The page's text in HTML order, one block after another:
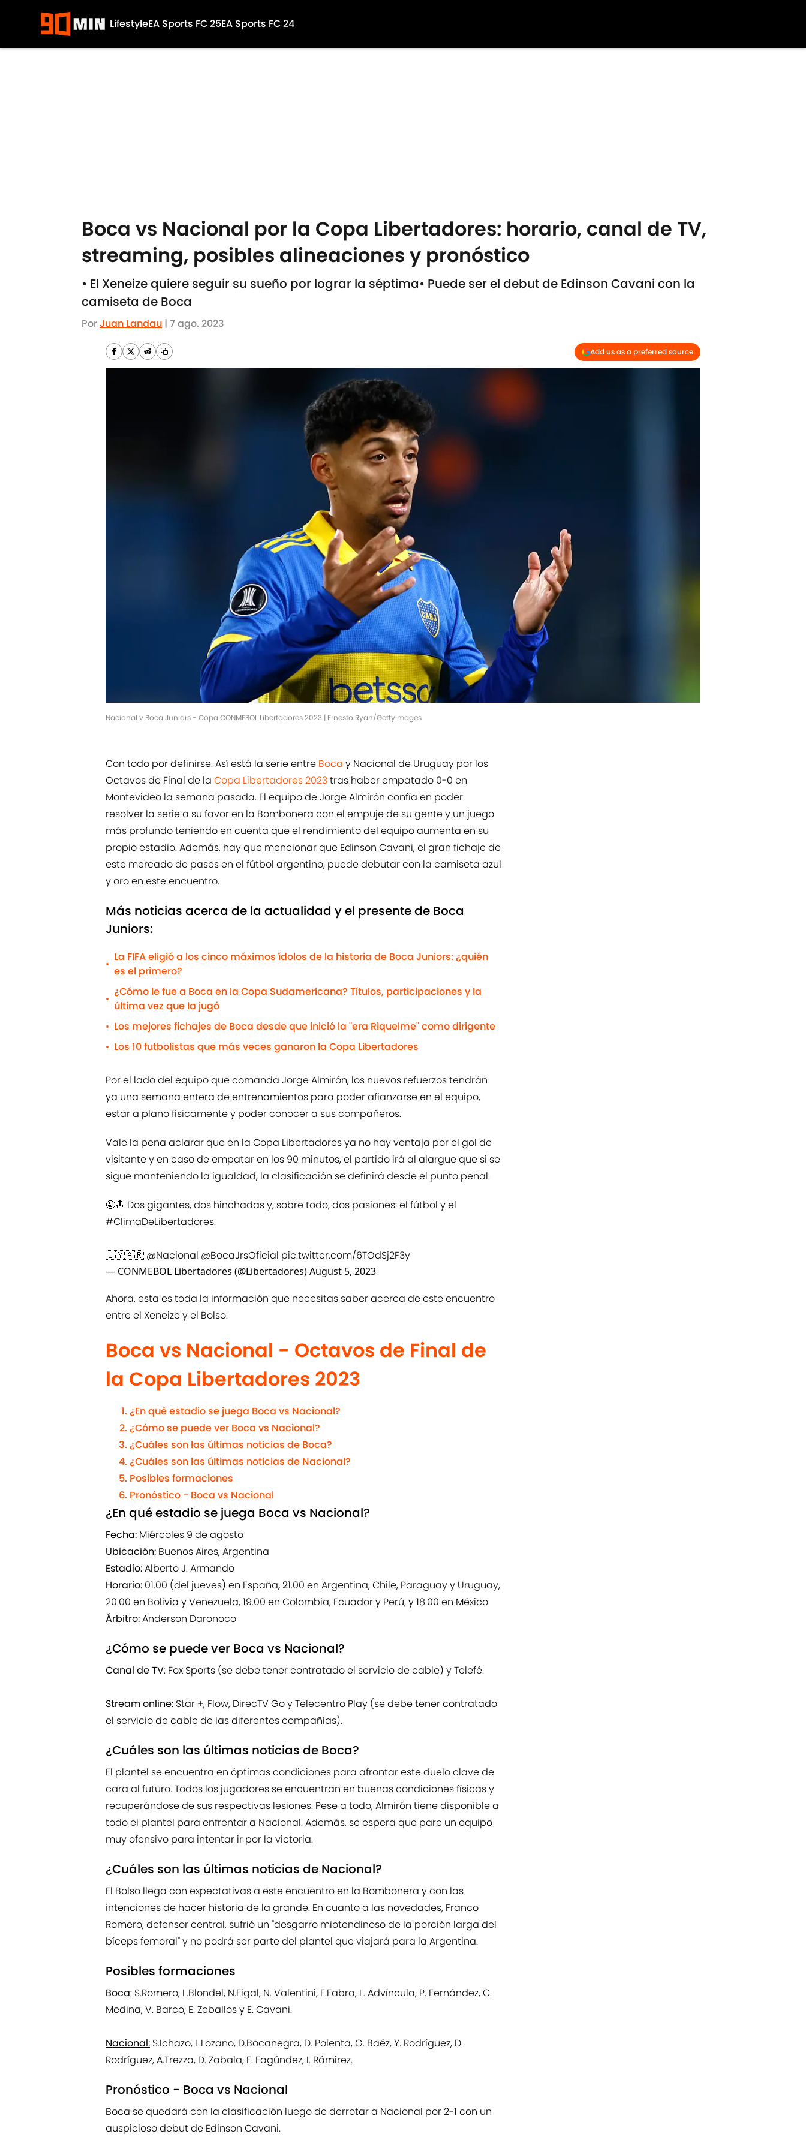
LifestyleEA Sports FC 25EA Sports FC 24
Boca vs Nacional por la Copa Libertadores: horario, canal de TV,
streaming, posibles alineaciones y pronóstico
• El Xeneize quiere seguir su sueño por lograr la séptima• Puede ser el debut de Edinson Cavani con la
camiseta de Boca
PorJuan Landau | 7 ago. 2023
Add us as a preferred source
Nacional v Boca Juniors - Copa CONMEBOL Libertadores 2023 | Ernesto Ryan/GettyImages
Con todo por definirse. Así está la serie entre Boca y Nacional de Uruguay por los
Octavos de Final de la Copa Libertadores 2023tras haber empatado 0-0 en
Montevideo la semana pasada. El equipo de Jorge Almirón confía en poder
resolver la serie a su favor en la Bombonera con el empuje de su gente y un juego
más profundo teniendo en cuenta que el rendimiento del equipo aumenta en su
propio estadio. Además, hay que mencionar que Edinson Cavani, el gran fichaje de
este mercado de pases en el fútbol argentino, puede debutar con la camiseta azul
y oro en este encuentro.
Más noticias acerca de la actualidad y el presente de Boca
Juniors:
•
La FIFA eligió a los cinco máximos ídolos de la historia de Boca Juniors: ¿quién
es el primero?
•
¿Cómo le fue a Boca en la Copa Sudamericana? Títulos, participaciones y la
última vez que la jugó
• Los mejores fichajes de Boca desde que inició la "era Riquelme" como dirigente
• Los 10 futbolistas que más veces ganaron la Copa Libertadores
Por el lado del equipo que comanda Jorge Almirón, los nuevos refuerzos tendrán
ya una semana entera de entrenamientos para poder afianzarse en el equipo,
estar a plano físicamente y poder conocer a sus compañeros.
Vale la pena aclarar que en la Copa Libertadores ya no hay ventaja por el gol de
visitante y en caso de empatar en los 90 minutos, el partido irá al alargue que si se
sigue manteniendo la igualdad, la clasificación se definirá desde el punto penal.
🤩🔝 Dos gigantes, dos hinchadas y, sobre todo, dos pasiones: el fútbol y el
#ClimaDeLibertadores.
🇺🇾🇦🇷 @Nacional @BocaJrsOficial pic.twitter.com/6TOdSj2F3y
— CONMEBOL Libertadores (@Libertadores)August 5, 2023
Ahora, esta es toda la información que necesitas saber acerca de este encuentro
entre el Xeneize y el Bolso:
Boca vs Nacional - Octavos de Final de
la Copa Libertadores 2023
¿En qué estadio se juega Boca vs Nacional?
¿Cómo se puede ver Boca vs Nacional?
¿Cuáles son las últimas noticias de Boca?
¿Cuáles son las últimas noticias de Nacional?
Posibles formaciones
Pronóstico - Boca vs Nacional
¿En qué estadio se juega Boca vs Nacional?
Fecha: Miércoles 9 de agosto
Ubicación: Buenos Aires, Argentina
Estadio:Alberto J. Armando
Horario: 01.00 (del jueves) en España, 21.00 en Argentina, Chile, Paraguay y Uruguay,
20.00 en Bolivia y Venezuela, 19.00 en Colombia, Ecuador y Perú, y 18.00 en México
Árbitro:Anderson Daronoco
¿Cómo se puede ver Boca vs Nacional?
Canal de TV: Fox Sports (se debe tener contratado el servicio de cable) y Telefé.
Stream online: Star +, Flow, DirecTV Go y Telecentro Play (se debe tener contratado
el servicio de cable de las diferentes compañías).
¿Cuáles son las últimas noticias de Boca?
El plantel se encuentra en óptimas condiciones para afrontar este duelo clave de
cara al futuro. Todos los jugadores se encuentran en buenas condiciones físicas y
recuperándose de sus respectivas lesiones. Pese a todo, Almirón tiene disponible a
todo el plantel para enfrentar a Nacional. Además, se espera que pare un equipo
muy ofensivo para intentar ir por la victoria.
¿Cuáles son las últimas noticias de Nacional?
El Bolso llega con expectativas a este encuentro en la Bombonera y con las
intenciones de hacer historia de la grande. En cuanto a las novedades, Franco
Romero, defensor central, sufrió un "desgarro miotendinoso de la porción larga del
bíceps femoral" y no podrá ser parte del plantel que viajará para la Argentina.
Posibles formaciones
Boca: S.Romero, L.Blondel, N.Figal, N. Valentini, F.Fabra, L. Advíncula, P. Fernández, C.
Medina, V. Barco, E. Zeballos y E. Cavani.
Nacional: S.Ichazo, L.Lozano, D.Bocanegra, D. Polenta, G. Baéz, Y. Rodríguez, D.
Rodríguez, A.Trezza, D. Zabala, F. Fagúndez, I. Rámirez.
Pronóstico - Boca vs Nacional
Boca se quedará con la clasificación luego de derrotar a Nacional por 2-1 con un
auspicioso debut de Edinson Cavani.